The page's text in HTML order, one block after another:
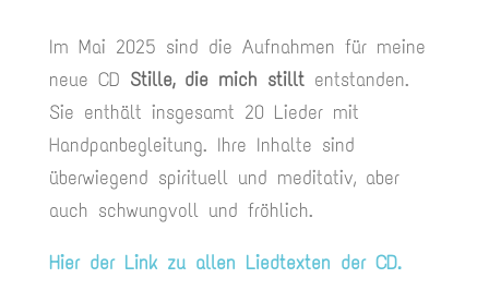
Im Mai 2025 sind die Aufnahmen für meine
neue CD Stille, die mich stilltentstanden.
Sie enthält insgesamt 20 Lieder mit
Handpanbegleitung. Ihre Inhalte sind
überwiegend spirituell und meditativ, aber
auch schwungvoll und fröhlich.
Hier der Link zu allen Liedtexten der CD.